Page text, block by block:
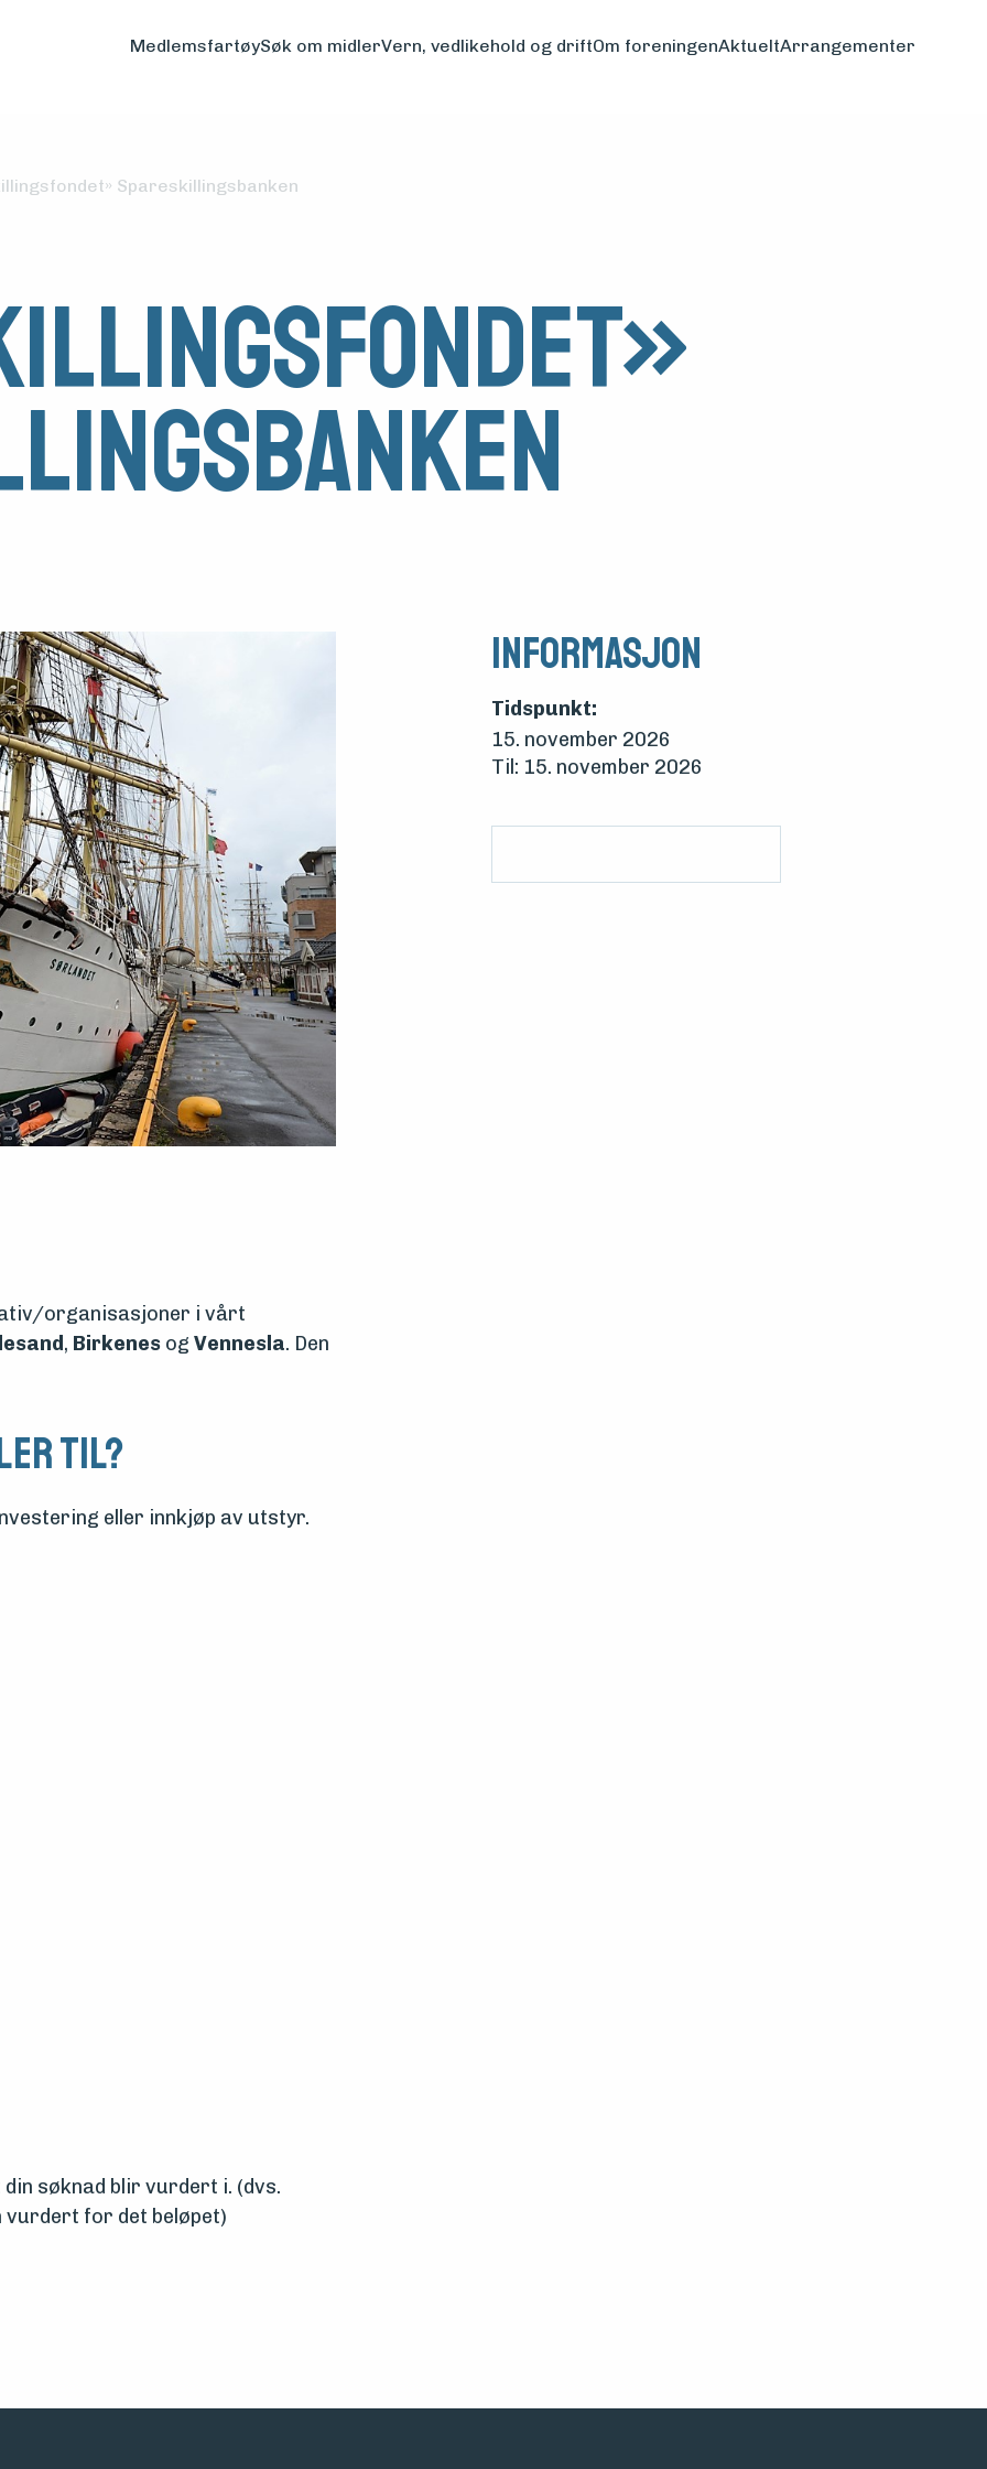
MedlemsfartøySøk om midlerVern, vedlikehold og driftOm foreningenAktueltArrangementer
Spareskillingsbanken
organisasjoner i vårt
, Birkenes og Vennesla. Den
til?
eller innkjøp av utstyr.
din søknad blir vurdert i. (dvs.
vurdert for det beløpet)
Informasjon
Tidspunkt:
15. november 2026
Til: 15. november 2026